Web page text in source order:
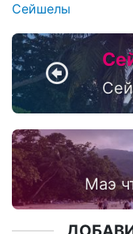
Сейшелы
Маэ